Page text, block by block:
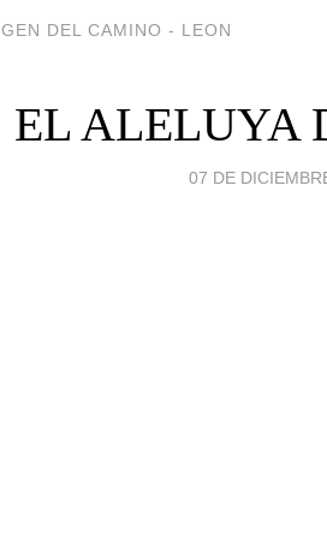
DEL CAMINO - LEON
EL ALELUYA
07 DE